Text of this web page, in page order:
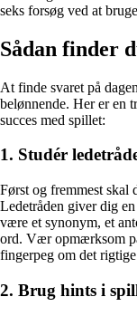
seks forsøg ved at
Sådan finder
At finde svaret på
belønnende. Her er en
succes med spillet:
1. Studér
Først og fremmest skal
Ledetråden giver dig
være et synonym, et
ord. Vær opmærksom
fingerpeg om det rigtige
2. Brug hints i